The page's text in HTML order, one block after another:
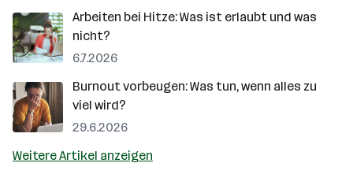
Arbeiten bei Hitze: Was ist erlaubt und was
nicht?
6.7.2026
Burnout vorbeugen: Was tun, wenn alles zu
viel wird?
29.6.2026
Weitere Artikel anzeigen